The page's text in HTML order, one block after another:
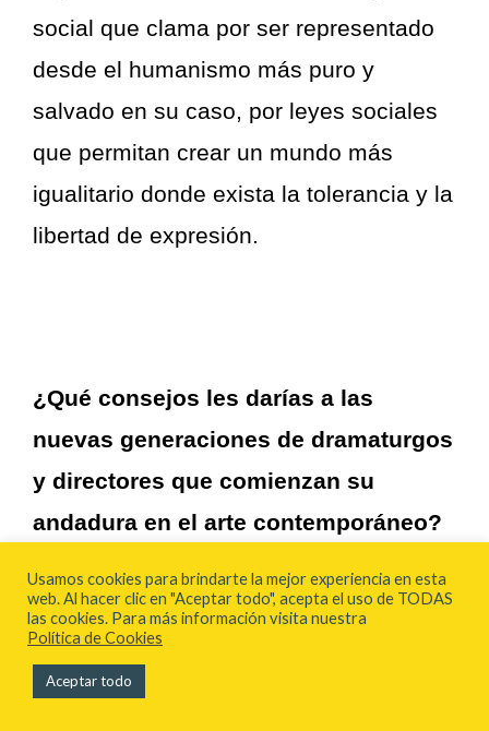
social que clama por ser representado
desde el humanismo más puro y
salvado en su caso, por leyes sociales
que permitan crear un mundo más
igualitario donde exista la tolerancia y la
libertad de expresión.
¿Qué consejos les darías a las
nuevas generaciones de dramaturgos
y directores que comienzan su
andadura en el arte contemporáneo?
Un par de veces al año intento dar
algunos talleres formativos y esa es una
pregunta muy recurrente. Cuando
Usamos cookies para brindarte la mejor experiencia en esta
web. Al hacer clic en "Aceptar todo", acepta el uso de TODAS
las cookies. Para más información visita nuestra
Política de Cookies
Aceptar todo